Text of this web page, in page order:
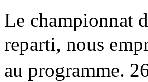
Le championnat
reparti, nous
au programme.